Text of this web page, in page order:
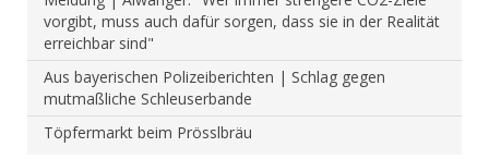
vorgibt, muss auch dafür sorgen, dass sie in der Realität
erreichbar sind"
Aus bayerischen Polizeiberichten | Schlag gegen
mutmaßliche Schleuserbande
Töpfermarkt beim Prösslbräu